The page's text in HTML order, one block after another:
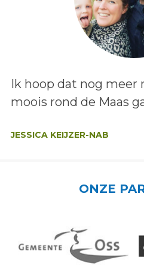
Lees het bericht:
Ik hoop dat nog meer
moois rond de Maas
JESSICA KEIJZER-NAB
ONZE